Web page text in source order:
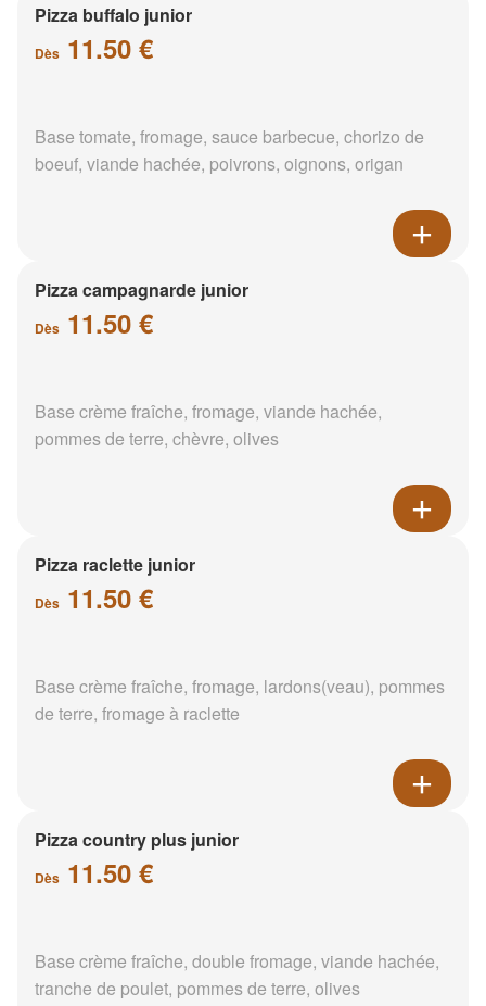
Pizza buffalo junior
Dès 11.50 €
Base tomate, fromage, sauce barbecue, chorizo de
boeuf, viande hachée, poivrons, oignons, origan
Pizza campagnarde junior
Dès 11.50 €
Base crème fraîche, fromage, viande hachée,
pommes de terre, chèvre, olives
Pizza raclette junior
Dès 11.50 €
Base crème fraîche, fromage, lardons(veau), pommes
de terre, fromage à raclette
Pizza country plus junior
Dès 11.50 €
Base crème fraîche, double fromage, viande hachée,
tranche de poulet, pommes de terre, olives